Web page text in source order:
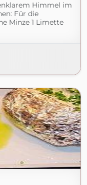
Himmel im
Für die
Minze 1 Limette